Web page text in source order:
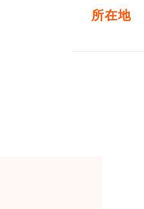
所在地